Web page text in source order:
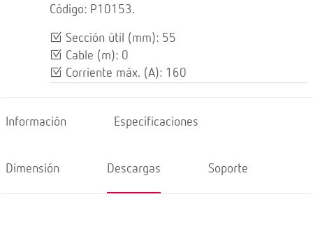
Código: P10153.
Sección útil (mm): 55
Cable (m): 0
Corriente máx. (A): 160
Información Especificaciones
Dimensión Descargas Soporte